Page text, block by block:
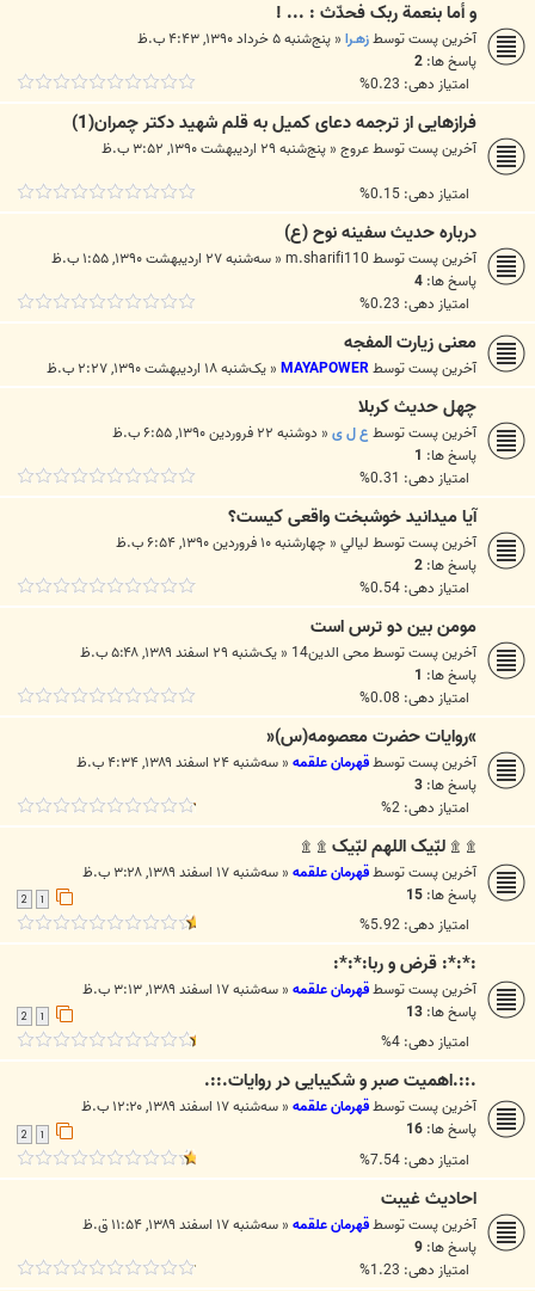
و أما بنعمة ربک فحدّث : ... !
آخرین پست توسطزهـرا« پنج‌شنبه ۵ خرداد ۱۳۹۰, ۴:۴۳ ب.ظ
پاسخ ها: 2
امتیاز دهی: 0.23%
فرازهایی از ترجمه دعای کمیل به قلم شهید دکتر چمران(1)
آخرین پست توسطعروج« پنج‌شنبه ۲۹ اردیبهشت ۱۳۹۰, ۳:۵۲ ب.ظ
امتیاز دهی: 0.15%
درباره حديث سفينه نوح (ع)
آخرین پست توسطm.sharifi110
« سه‌شنبه ۲۷ اردیبهشت ۱۳۹۰, ۱:۵۵ ب.ظ
پاسخ ها: 4
امتیاز دهی: 0.23%
معنی زیارت المفجه
آخرین پست توسطMAYAPOWER
« یک‌شنبه ۱۸ اردیبهشت ۱۳۹۰, ۲:۲۷ ب.ظ
چهل حديث کربلا
آخرین پست توسطع ل ی« دوشنبه ۲۲ فروردین ۱۳۹۰, ۶:۵۵ ب.ظ
پاسخ ها: 1
امتیاز دهی: 0.31%
آيا میدانيد خوشبخت واقعی كيست؟
آخرین پست توسطليالي« چهارشنبه ۱۰ فروردین ۱۳۹۰, ۶:۵۴ ب.ظ
پاسخ ها: 2
امتیاز دهی: 0.54%
مومن بین دو ترس است
آخرین پست توسطمحی الدین14 « یک‌شنبه ۲۹ اسفند ۱۳۸۹, ۵:۴۸ ب.ظ
پاسخ ها: 1
امتیاز دهی: 0.08%
»روایات حضرت معصومه(س)«
آخرین پست توسطقهرمان علقمه« سه‌شنبه ۲۴ اسفند ۱۳۸۹, ۴:۳۴ ب.ظ
پاسخ ها: 3
امتیاز دهی: 2%
۩ ۩ لبّیک اللهم لبّیک ۩ ۩
آخرین پست توسطقهرمان علقمه« سه‌شنبه ۱۷ اسفند ۱۳۸۹, ۳:۲۸ ب.ظ
پاسخ ها: 15
امتیاز دهی: 5.92%
:*:*: قرض و ربا:*:*:
آخرین پست توسطقهرمان علقمه« سه‌شنبه ۱۷ اسفند ۱۳۸۹, ۳:۱۳ ب.ظ
پاسخ ها: 13
امتیاز دهی: 4%
.::.اهمیت صبر و شکیبایی در روايات.::.
آخرین پست توسطقهرمان علقمه« سه‌شنبه ۱۷ اسفند ۱۳۸۹, ۱۲:۲۰ ب.ظ
پاسخ ها: 16
امتیاز دهی: 7.54%
احادیث غیبت
آخرین پست توسطقهرمان علقمه« سه‌شنبه ۱۷ اسفند ۱۳۸۹, ۱۱:۵۴ ق.ظ
پاسخ ها: 9
امتیاز دهی: 1.23%